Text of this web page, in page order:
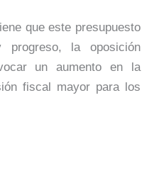
que este presupuesto
progreso, la oposición
un aumento en la
fiscal mayor para los